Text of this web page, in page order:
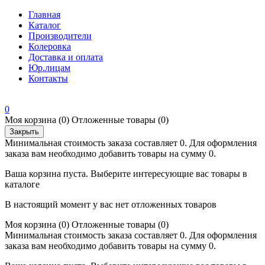
Главная
Каталог
Производители
Колеровка
Доставка и оплата
Юр.лицам
Контакты
0
Моя корзина (0) Отложенные товары (0)
Закрыть
Минимальная стоимость заказа составляет 0. Для оформления
заказа вам необходимо добавить товары на сумму 0.
Ваша корзина пуста. Выберите интересующие вас товары в
каталоге
В настоящий момент у вас нет отложенных товаров
Моя корзина (0) Отложенные товары (0)
Минимальная стоимость заказа составляет 0. Для оформления
заказа вам необходимо добавить товары на сумму 0.